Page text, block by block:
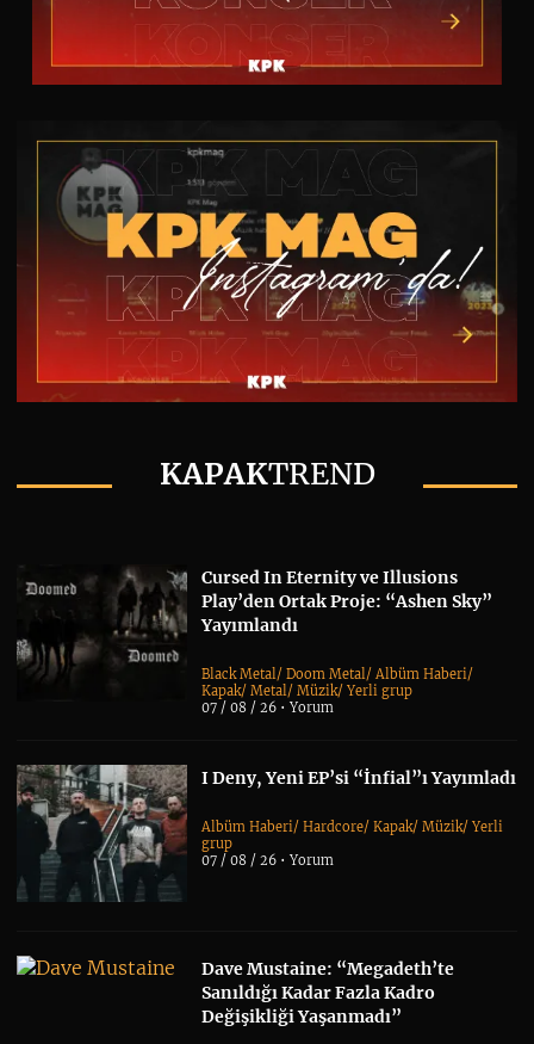
KAPAKTREND
Cursed In Eternity ve Illusions
Play’den Ortak Proje: “Ashen Sky”
Yayımlandı
Black Metal/Doom Metal/Albüm Haberi/
Kapak/Metal/Müzik/Yerli grup
07 / 08 / 26 •Yorum
I Deny, Yeni EP’si “İnfial”ı Yayımladı
Albüm Haberi/Hardcore/Kapak/Müzik/Yerli
grup
07 / 08 / 26 •Yorum
Dave Mustaine: “Megadeth’te
Sanıldığı Kadar Fazla Kadro
Değişikliği Yaşanmadı”